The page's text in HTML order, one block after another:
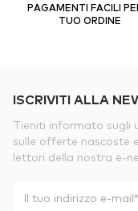
PAGAMENTI FACILI
TUO ORDINE
ISCRIVITI ALLA
Tieniti informato sugli
sulle offerte nascoste
lettori della nostra e-